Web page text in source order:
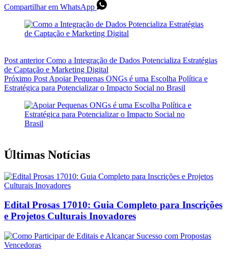
Compartilhar em WhatsApp
Post anteriorComo a Integração de Dados Potencializa Estratégias
de Captação e Marketing Digital
Próximo Post Apoiar Pequenas ONGs é uma Escolha Política e
Estratégica para Potencializar o Impacto Social no Brasil
Últimas Notícias
Edital Prosas 17010: Guia Completo para Inscrições
e Projetos Culturais Inovadores